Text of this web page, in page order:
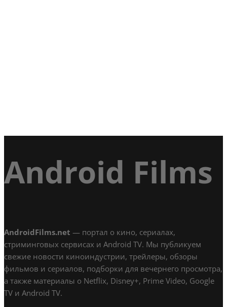
Android Films
AndroidFilms.net — портал о кино, сериалах,
стриминговых сервисах и Android TV. Мы публикуем
свежие новости киноиндустрии, трейлеры, обзоры
фильмов и сериалов, подборки для вечернего просмотра,
а также материалы о Netflix, Disney+, Prime Video, Google
TV и Android TV.